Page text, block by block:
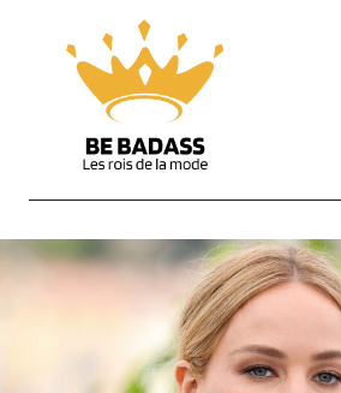
content